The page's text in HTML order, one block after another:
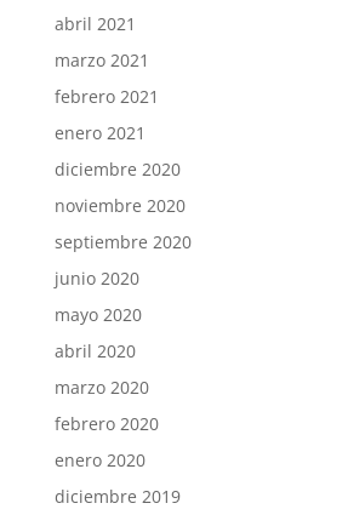
abril 2021
marzo 2021
febrero 2021
enero 2021
diciembre 2020
noviembre 2020
septiembre 2020
junio 2020
mayo 2020
abril 2020
marzo 2020
febrero 2020
enero 2020
diciembre 2019